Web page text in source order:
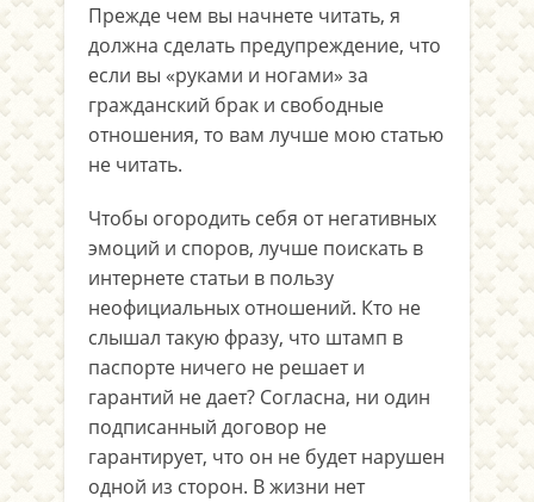
Прежде чем вы начнете читать, я
должна сделать предупреждение, что
если вы «руками и ногами» за
гражданский брак и свободные
отношения, то вам лучше мою статью
не читать.
Чтобы огородить себя от негативных
эмоций и споров, лучше поискать в
интернете статьи в пользу
неофициальных отношений. Кто не
слышал такую фразу, что штамп в
паспорте ничего не решает и
гарантий не дает? Согласна, ни один
подписанный договор не
гарантирует, что он не будет нарушен
одной из сторон. В жизни нет